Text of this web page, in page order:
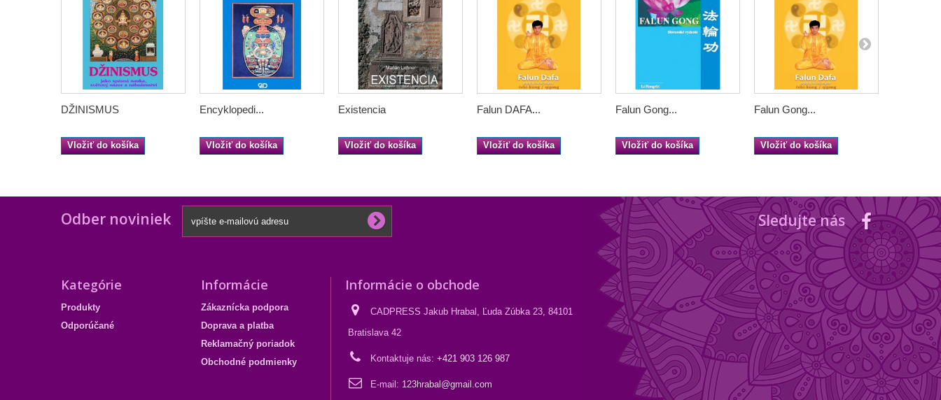
DŽINISMUS
Vložiť do košíka
Encyklopedi...
Vložiť do košíka
Existencia
Vložiť do košíka
Falun DAFA...
Vložiť do košíka
Falun Gong...
Vložiť do košíka
Falun Gong...
Vložiť do košíka
Odber noviniek Sledujte nás
Kategórie
Produkty
Odporúčané
Informácie
Zákaznícka podpora
Doprava a platba
Reklamačný poriadok
Obchodné podmienky
Informácie o obchode
CADPRESS Jakub Hrabal, Ľuda Zúbka 23, 84101
Bratislava 42
Kontaktuje nás: +421 903 126 987
E-mail: 123hrabal@gmail.com